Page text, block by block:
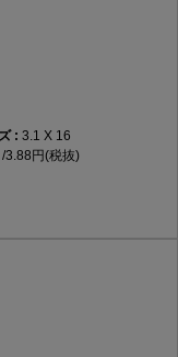
3.1 X 16
3.88円(税抜)